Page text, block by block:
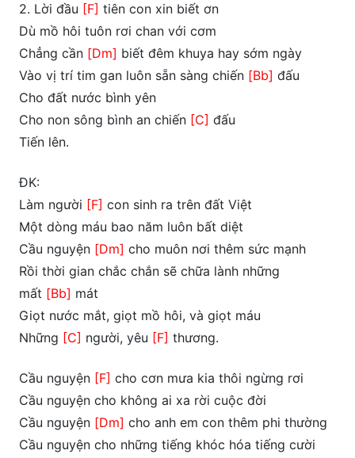
2. Lời đầu [F] tiên con xin biết ơn
Dù mồ hôi tuôn rơi chan với cơm
Chẳng cần [Dm] biết đêm khuya hay sớm ngày
Vào vị trí tim gan luôn sẵn sàng chiến [Bb] đấu
Cho đất nước bình yên
Cho non sông bình an chiến [C] đấu
Tiến lên.
ĐK:
Làm người [F] con sinh ra trên đất Việt
Một dòng máu bao năm luôn bất diệt
Cầu nguyện [Dm] cho muôn nơi thêm sức mạnh
Rồi thời gian chắc chắn sẽ chữa lành những
mất [Bb] mát
Giọt nước mắt, giọt mồ hôi, và giọt máu
Những [C] người, yêu [F] thương.
Cầu nguyện [F] cho cơn mưa kia thôi ngừng rơi
Cầu nguyện cho không ai xa rời cuộc đời
Cầu nguyện [Dm] cho anh em con thêm phi thường
Cầu nguyện cho những tiếng khóc hóa tiếng cười